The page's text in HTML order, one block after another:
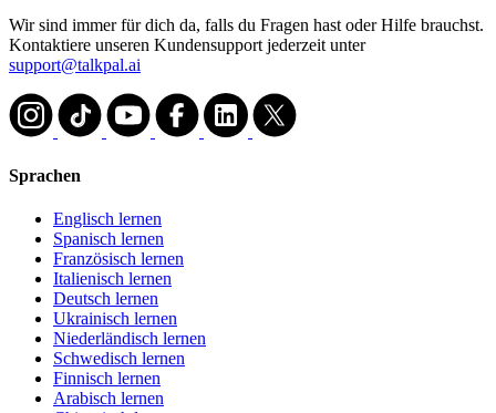
Wir sind immer für dich da, falls du Fragen hast oder Hilfe brauchst.
Kontaktiere unseren Kundensupport jederzeit unter
support@talkpal.ai
Sprachen
Englisch lernen
Spanisch lernen
Französisch lernen
Italienisch lernen
Deutsch lernen
Ukrainisch lernen
Niederländisch lernen
Schwedisch lernen
Finnisch lernen
Arabisch lernen